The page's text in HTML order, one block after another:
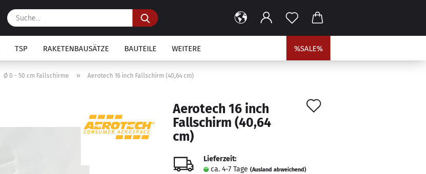
Suche...
TSP RAKETENBAUSÄTZE BAUTEILE %SALE%
WEITERE
Ø 0 - 50 cm Fallschirme » Aerotech 16 inch Fallschirm (40,64 cm)
Aerotech 16 inch
Fallschirm (40,64
cm)
Lieferzeit:
ca. 4-7 Tage (Ausland abweichend)